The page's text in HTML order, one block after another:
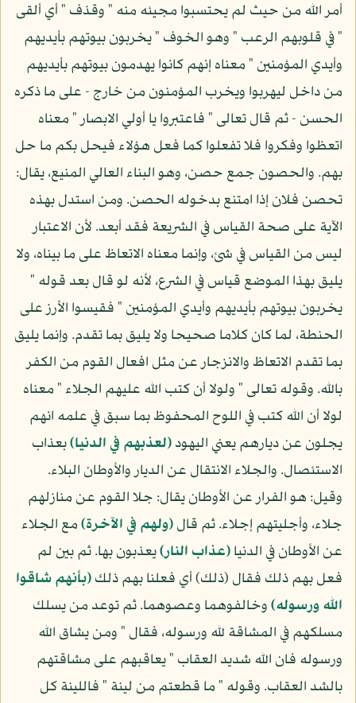
أمر الله من حيث لم يحتسبوا مجيئه منه " وقذف " أي ألقى
" في قلوبهم الرعب " وهو الخوف " يخربون بيوتهم بأيديهم
وأيدي المؤمنين " معناه إنهم كانوا يهدمون بيوتهم بأيديهم
من داخل ليهربوا ويخرب المؤمنون من خارج - على ما ذكره
الحسن - ثم قال تعالى " فاعتبروا يا أولي الابصار " معناه
اتعظوا وفكروا فلا تفعلوا كما فعل هؤلاء فيحل بكم ما حل
بهم. والحصون جمع حصن، وهو البناء العالي المنيع، يقال:
تحصن فلان إذا امتنع بدخوله الحصن. ومن استدل بهذه
الآية على صحة القياس في الشريعة فقد أبعد. لأن الاعتبار
ليس من القياس في شئ، وإنما معناه الاتعاظ على ما بيناه، ولا
يليق بهذا الموضع قياس في الشرع، لأنه لو قال بعد قوله "
يخربون بيوتهم بأيديهم وأيدي المؤمنين " فقيسوا الأرز على
الحنطة، لما كان كلاما صحيحا ولا يليق بما تقدم. وإنما يليق
بما تقدم الاتعاظ والانزجار عن مثل افعال القوم من الكفر
بالله. وقوله تعالى " ولولا أن كتب الله عليهم الجلاء " معناه
لولا أن الله كتب في اللوح المحفوظ بما سبق في علمه انهم
يجلون عن ديارهم يعني اليهود(لعذبهم في الدنيا)بعذاب
الاستئصال. والجلاء الانتقال عن الديار والأوطان البلاء.
وقيل: هو الفرار عن الأوطان يقال: جلا القوم عن منازلهم
جلاء، وأجليتهم إجلاء. ثم قال(ولهم في الآخرة)مع الجلاء
عن الأوطان في الدنيا(عذاب النار)يعذبون بها. ثم بين لم
فعل بهم ذلك فقال (ذلك) أي فعلنا بهم ذلك(بأنهم شاقوا
الله ورسوله)وخالفوهما وعصوهما. ثم توعد من يسلك
مسلكهم في المشاقة لله ورسوله، فقال " ومن يشاق الله
ورسوله فان الله شديد العقاب " يعاقبهم على مشاقتهم
بالشد العقاب. وقوله " ما قطعتم من لينة " فاللينة كل